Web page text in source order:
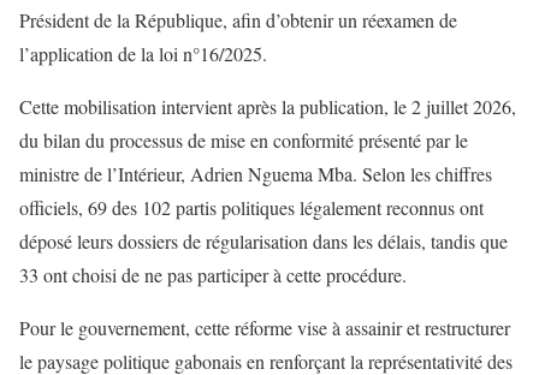
Président de la République, afin d’obtenir un réexamen de
l’application de la loi n°16/2025.
Cette mobilisation intervient après la publication, le 2 juillet 2026,
du bilan du processus de mise en conformité présenté par le
ministre de l’Intérieur, Adrien Nguema Mba. Selon les chiffres
officiels, 69 des 102 partis politiques légalement reconnus ont
déposé leurs dossiers de régularisation dans les délais, tandis que
33 ont choisi de ne pas participer à cette procédure.
Pour le gouvernement, cette réforme vise à assainir et restructurer
le paysage politique gabonais en renforçant la représentativité des